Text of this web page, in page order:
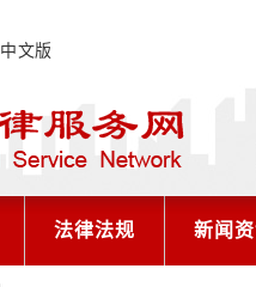
中文版
法律法规 新闻